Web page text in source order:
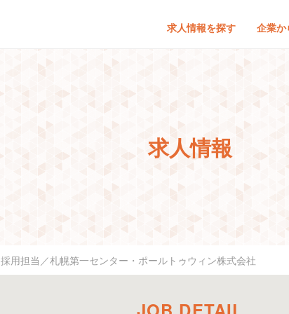
求人情報を探す 企業
求人情報
採用担当／札幌第一センター・ポールトゥウィン株式会社